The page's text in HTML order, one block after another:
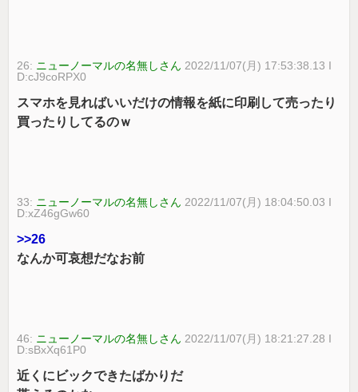
26: ニューノーマルの名無しさん 2022/11/07(月) 17:53:38.13 I
D:cJ9coRPX0
スマホを見ればいいだけの情報を紙に印刷して売ったり
買ったりしてるのｗ
33: ニューノーマルの名無しさん 2022/11/07(月) 18:04:50.03 I
D:xZ46gGw60
>>26
なんか可哀想だなお前
46: ニューノーマルの名無しさん 2022/11/07(月) 18:21:27.28 I
D:sBxXq61P0
近くにビックできたばかりだ